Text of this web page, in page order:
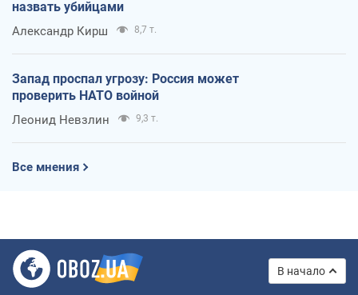
назвать убийцами
Александр Кирш 8,7 т.
Запад проспал угрозу: Россия может
проверить НАТО войной
Леонид Невзлин 9,3 т.
Все мнения
В начало